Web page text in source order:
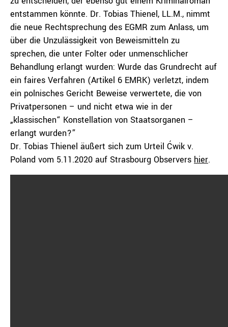
entstammen könnte. Dr. Tobias Thienel, LL.M., nimmt
die neue Rechtsprechung des EGMR zum Anlass, um
über die Unzulässigkeit von Beweismitteln zu
sprechen, die unter Folter oder unmenschlicher
Behandlung erlangt wurden: Wurde das Grundrecht auf
ein faires Verfahren (Artikel 6 EMRK) verletzt, indem
ein polnisches Gericht Beweise verwertete, die von
Privatpersonen – und nicht etwa wie in der
„klassischen“ Konstellation von Staatsorganen –
erlangt wurden?”
Dr. Tobias Thienel äußert sich zum Urteil Ćwik v.
Poland vom 5.11.2020 auf Strasbourg Observers hier.